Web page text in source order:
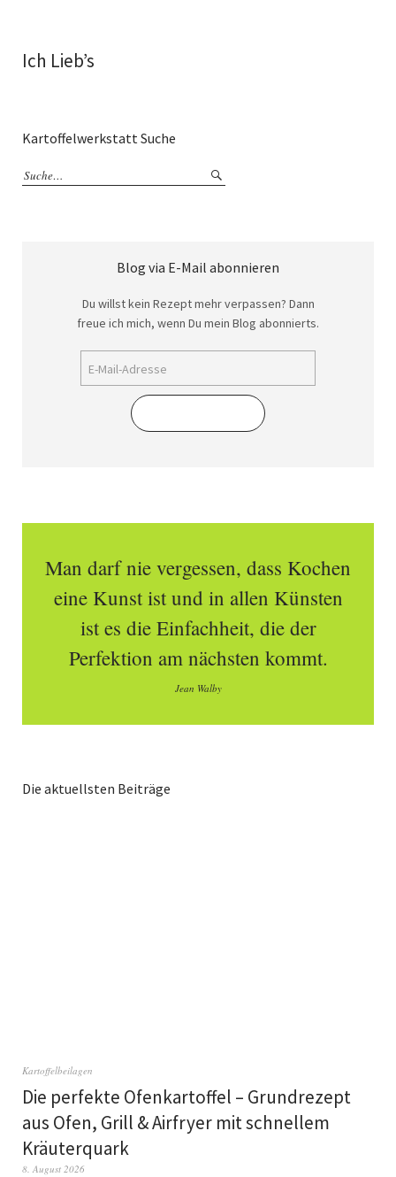
Ich Lieb’s
Kartoffelwerkstatt Suche
Blog via E-Mail abonnieren
Du willst kein Rezept mehr verpassen? Dann
freue ich mich, wenn Du mein Blog abonnierts.
Man darf nie vergessen, dass Kochen
eine Kunst ist und in allen Künsten
ist es die Einfachheit, die der
Perfektion am nächsten kommt.
Jean Walby
Die aktuellsten Beiträge
Kartoffelbeilagen
Die perfekte Ofenkartoffel – Grundrezept
aus Ofen, Grill & Airfryer mit schnellem
Kräuterquark
8. August 2026